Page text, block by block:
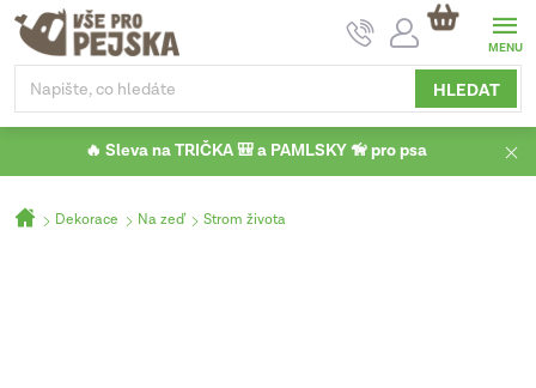
Přejít
obsah
HLEDAT
NÁKUPNÍ
KOŠÍK
🔥 Sleva na TRIČKA 🎒 a PAMLSKY 🦮 pro psa
DomůDekorace Na zeď Strom života